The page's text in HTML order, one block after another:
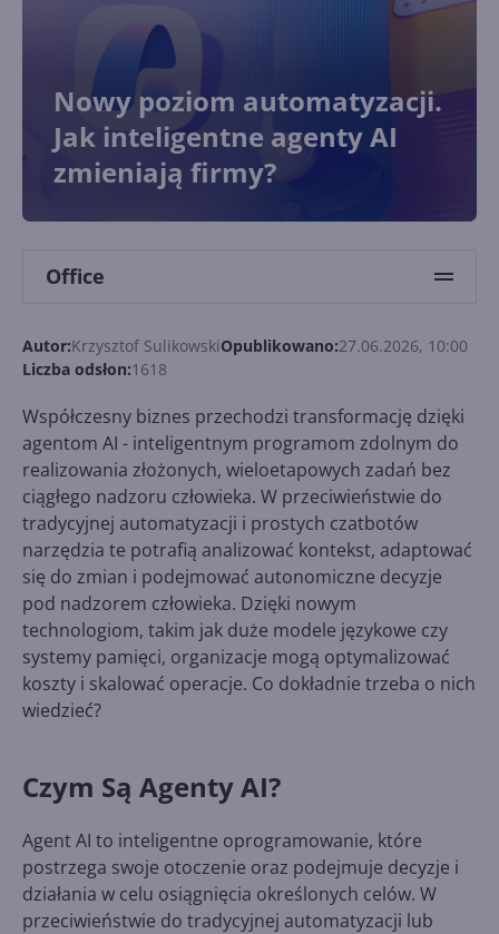
Nowy poziom automatyzacji.
Jak inteligentne agenty AI
zmieniają firmy?
Office
Autor:Krzysztof SulikowskiOpublikowano:27.06.2026, 10:00
Liczba odsłon:1618
Współczesny biznes przechodzi transformację dzięki
agentom AI - inteligentnym programom zdolnym do
realizowania złożonych, wieloetapowych zadań bez
ciągłego nadzoru człowieka. W przeciwieństwie do
tradycyjnej automatyzacji i prostych czatbotów
narzędzia te potrafią analizować kontekst, adaptować
się do zmian i podejmować autonomiczne decyzje
pod nadzorem człowieka. Dzięki nowym
technologiom, takim jak duże modele językowe czy
systemy pamięci, organizacje mogą optymalizować
koszty i skalować operacje. Co dokładnie trzeba o nich
wiedzieć?
Czym Są Agenty AI?
Agent AI to inteligentne oprogramowanie, które
postrzega swoje otoczenie oraz podejmuje decyzje i
działania w celu osiągnięcia określonych celów. W
przeciwieństwie do tradycyjnej automatyzacji lub